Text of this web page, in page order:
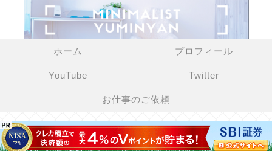
ホーム プロフィール
YouTube Twitter
お仕事のご依頼